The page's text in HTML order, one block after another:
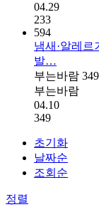
04.29
233
594
냄새·알레
발…
부는바람 349
부는바람
04.10
349
초기화
날짜순
조회순
정렬